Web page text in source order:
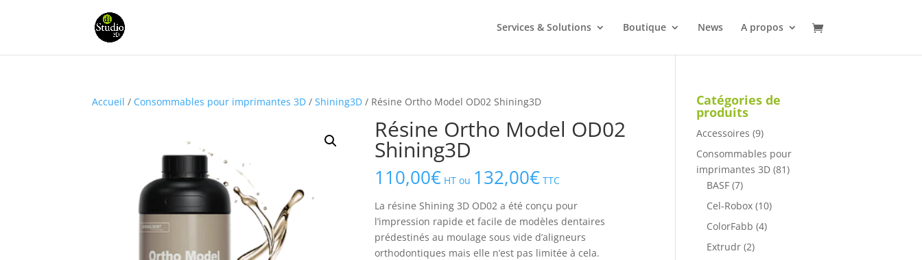
Services & Solutions Boutique News A propos
Accueil / Consommables pour imprimantes 3D /Shining3D / Résine Ortho Model OD02 Shining3D
Résine Ortho Model OD02
Shining3D
110,00€ HT ou 132,00€ TTC
La résine Shining 3D OD02 a été conçu pour
l’impression rapide et facile de modèles dentaires
prédestinés au moulage sous vide d’aligneurs
orthodontiques mais elle n’est pas limitée à cela.
Catégories de
produits
Accessoires (9)
Consommables pour
imprimantes 3D (81)
BASF (7)
Cel-Robox (10)
ColorFabb (4)
Extrudr (2)